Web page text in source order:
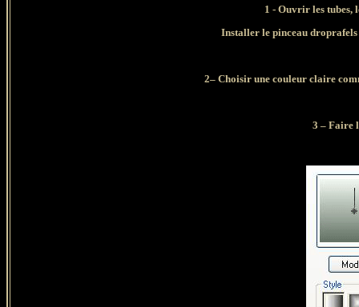
1 - Ouvrir les tubes,
Installer le pinceau droprafels
2– Choisir une couleur claire
3 – Faire